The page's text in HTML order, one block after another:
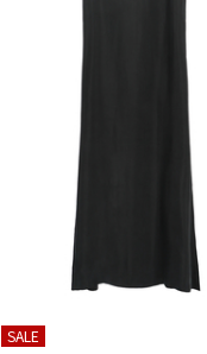
SALE